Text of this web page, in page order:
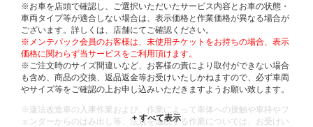
※お車を店頭で確認し、ご選択いただいたサービス内容とお車の状態・
車両タイプ等が適合しない場合は、表示価格と作業価格が異なる場合が
ございます。詳しくは、店舗にてご確認ください。
※メンテパック会員のお客様は、未使用チケットをお持ちの場合、表示
価格に関わらず当サービスをご利用頂けます。
※ご注文時のサイズ間違いなど、お客様の責により取付ができない場合
も含め、商品の交換、返品返金等お受けいたしかねますので、必ず車両
やサイズ等をご確認の上お申し込みいただきますようお願い致します。
※違法改造車の入庫作業および、作業によって車体への接触や車枠やフ
ェンダーからのはみ出し等、法規を逸脱する作業については、お受けい